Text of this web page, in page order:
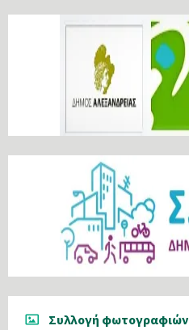
Συλλογή φωτογραφιών